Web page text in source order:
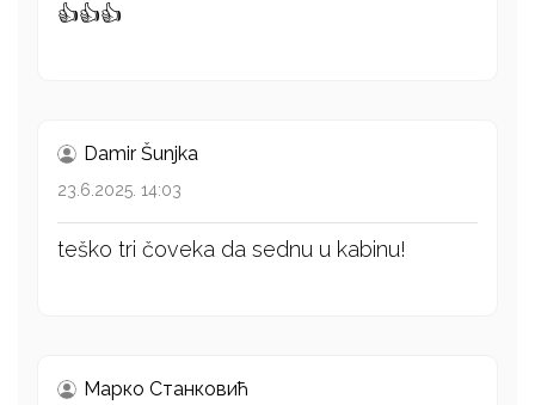
👍👍👍
Damir Šunjka
23.6.2025. 14:03
teško tri čoveka da sednu u kabinu!
Марко Станковић